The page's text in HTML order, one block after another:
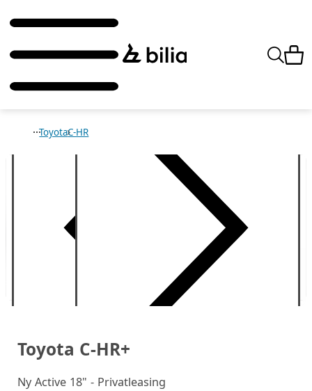
ToyotaC-HR
Toyota C-HR+
NyActive 18" - Privatleasing